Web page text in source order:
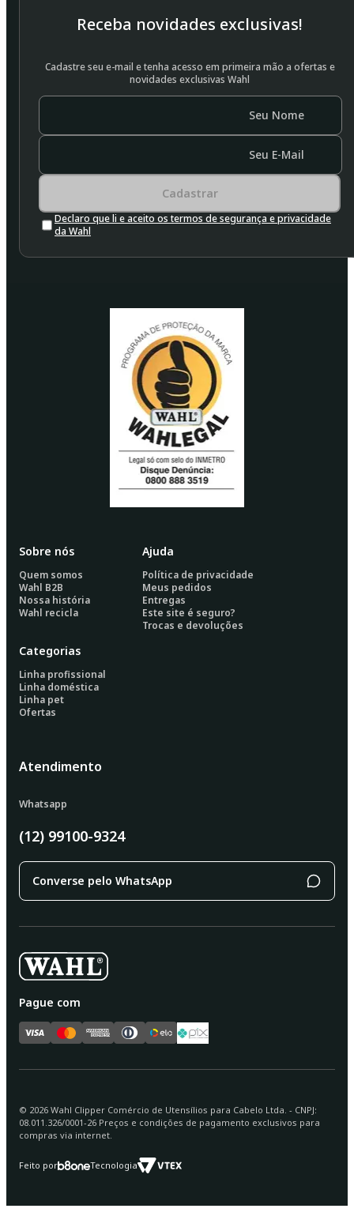
Receba novidades exclusivas!
Cadastre seu e-mail e tenha acesso em primeira mão a ofertas e
novidades exclusivas Wahl
Seu Nome
Seu E-Mail
Cadastrar
Declaro que li e aceito os termos de segurança e privacidade
da Wahl
Sobre nós
Quem somos
Wahl B2B
Nossa história
Wahl recicla
Ajuda
Política de privacidade
Meus pedidos
Entregas
Este site é seguro?
Trocas e devoluções
Categorias
Linha profissional
Linha doméstica
Linha pet
Ofertas
Atendimento
Whatsapp
(12) 99100-9324
Converse pelo WhatsApp
Pague com
© 2026 Wahl Clipper Comércio de Utensílios para Cabelo Ltda. - CNPJ:
08.011.326/0001-26 Preços e condições de pagamento exclusivos para
compras via internet.
Feito por Tecnologia